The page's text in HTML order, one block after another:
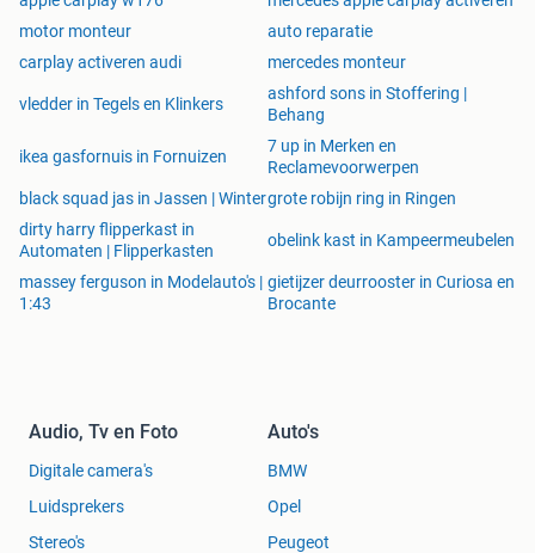
softwarematig en er is dus geen gesleutel aan je auto
nodig. Alles blijft origineel, want alle hardware is al vanaf
de fabriek ingebouwd. Softwarematig is het geblokkeerd
en dat kan ik voor je activeren.
Standaard Mercedes navi look blijft behouden, je kan
schakelen tussen beide navi interface modules.
Eventueel is het ook mogelijk om het opstartscherm in
jouw Mercedes te voorzien van een AMG embleem / logo.
En de dynamic select mode te voorzien van 45 AMG look.
Met sportvlag.
Laat dan je systeem upgraden met Apple Carplay en
Android Auto!
Stuur gerust een bericht voor verder informatie.. Ook
motor monteur
auto reparatie
carplay activeren audi
mercedes monteur
vledder in Tegels en Klinkers
ashford sons in Stoffering |
Behang
ikea gasfornuis in Fornuizen
7 up in Merken en
Reclamevoorwerpen
black squad jas in Jassen | Wintergrote robijn ring in Ringen
dirty harry flipperkast in
Automaten | Flipperkasten
obelink kast in Kampeermeubelen
massey ferguson in Modelauto's |
1:43
gietijzer deurrooster in Curiosa en
Brocante
Audio, Tv en Foto
Digitale camera's
Luidsprekers
Stereo's
Auto's
BMW
Opel
Peugeot